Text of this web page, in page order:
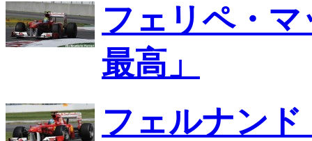
フェリペ・
最高」
フェルナン